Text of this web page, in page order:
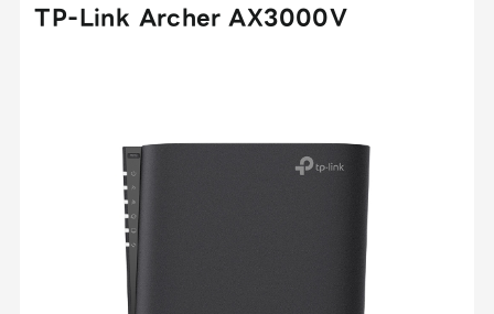
TP-Link Archer AX3000V